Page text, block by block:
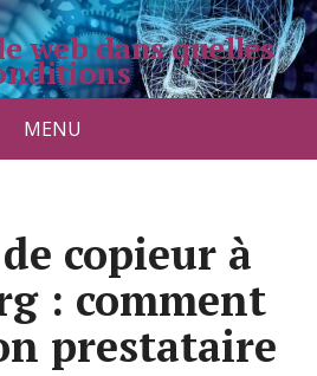
web dans quelles
MENU
copieur à
: comment
prestataire